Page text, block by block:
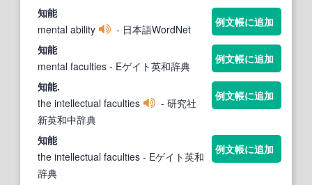
知能
mental ability
- 日本語WordNet
例文帳に追加
知能
mental faculties - Eゲイト英和辞典
例文帳に追加
知能.
the intellectual faculties
- 研究社
新英和中辞典
例文帳に追加
知能
the intellectual faculties - Eゲイト英和
辞典
例文帳に追加